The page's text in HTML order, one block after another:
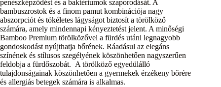
penészképződést és a baktériumok szaporodását. A
bambuszrostok és a finom pamut kombinációja nagy
abszorpciót és tökéletes lágyságot biztosít a törölköző
számára, amely mindennapi kényeztetést jelent. A minőségi
Bamboo Premium törölközővel a fürdés utáni legnagyobb
gondoskodást nyújthatja bőrének. Ráadásul az elegáns
színének és stílusos szegélyének köszönhetően nagyszerűen
feldobja a fürdőszobát. A törölköző egyedülálló
tulajdonságainak köszönhetően a gyermekek érzékeny bőrére
és allergiás betegek számára is alkalmas.